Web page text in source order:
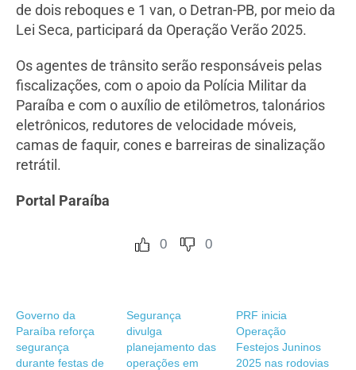
de dois reboques e 1 van, o Detran-PB, por meio da
Lei Seca, participará da Operação Verão 2025.
Os agentes de trânsito serão responsáveis pelas
fiscalizações, com o apoio da Polícia Militar da
Paraíba e com o auxílio de etilômetros, talonários
eletrônicos, redutores de velocidade móveis,
camas de faquir, cones e barreiras de sinalização
retrátil.
Portal Paraíba
0 0
Governo da
Paraíba reforça
segurança
durante festas de
Segurança
divulga
planejamento das
operações em
PRF inicia
Operação
Festejos Juninos
2025 nas rodovias